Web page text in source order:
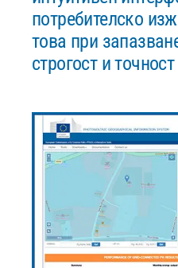
потребителско
това при
строгост и